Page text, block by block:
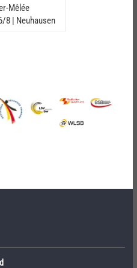
Mêlée
8 | Neuhausen